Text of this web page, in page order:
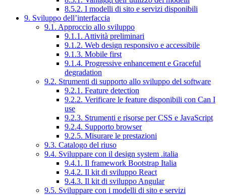
8.5.2. I modelli di sito e servizi disponibili
9. Sviluppo dell’interfaccia
9.1. Approccio allo sviluppo
9.1.1. Attività preliminari
9.1.2. Web design responsivo e accessibile
9.1.3. Mobile first
9.1.4. Progressive enhancement e Graceful
degradation
9.2. Strumenti di supporto allo sviluppo del software
9.2.1. Feature detection
9.2.2. Verificare le feature disponibili con Can I
use
9.2.3. Strumenti e risorse per CSS e JavaScript
9.2.4. Supporto browser
9.2.5. Misurare le prestazioni
9.3. Catalogo del riuso
9.4. Sviluppare con il design system .italia
9.4.1. Il framework Bootstrap Italia
9.4.2. Il kit di sviluppo React
9.4.3. Il kit di sviluppo Angular
9.5. Sviluppare con i modelli di sito e servizi